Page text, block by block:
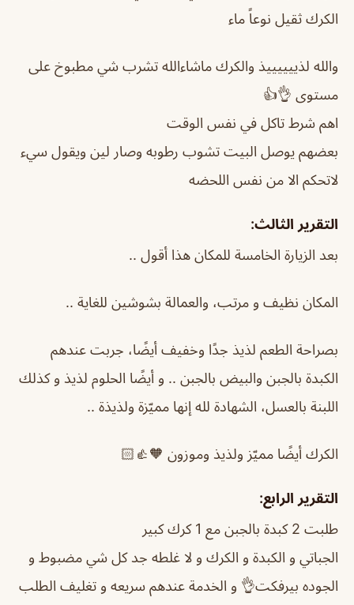
الكرك ثقيل نوعاً ماء
والله لذييييييذ والكرك ماشاءالله تشرب شي مطبوخ على
مستوى 👌👍
اهم شرط تاكل في نفس الوقت
بعضهم يوصل البيت تشوب رطوبه وصار لين ويقول سيء
لاتحكم الا من نفس اللحضه
التقرير الثالث:
بعد الزيارة الخامسة للمكان هذا أقول ..
المكان نظيف و مرتب، والعمالة بشوشين للغاية ..
بصراحة الطعم لذيذ جدًا وخفيف أيضًا، جربت عندهم
الكبدة بالجبن والبيض بالجبن .. و أيضًا الحلوم لذيذ و كذلك
اللبنة بالعسل، الشهادة لله إنها مميّزة ولذيذة ..
الكرك أيضًا مميّز ولذيذ وموزون 🧡👍🏻
التقرير الرابع:
طلبت 2 كبدة بالجبن مع 1 كرك كبير
الجباتي و الكبدة و الكرك و لا غلطه جد كل شي مضبوط و
الجوده بيرفكت👌 و الخدمة عندهم سريعه و تغليف الطلب